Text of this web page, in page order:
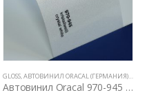
GLOSS,АВТОВИНИЛ ORACAL (ГЕРМАНИЯ),ВСЕ
Автовинил Oracal 970-945 crystal white – кристаллический белый, глянец